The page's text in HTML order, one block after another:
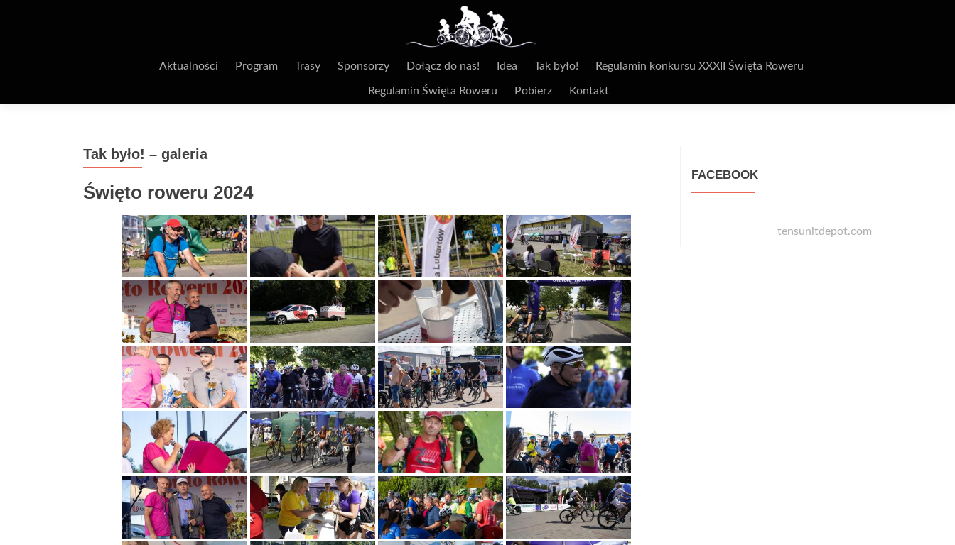
Aktualności Program Trasy Sponsorzy Dołącz do nas! Idea Tak było! Regulamin konkursu XXXII Święta Roweru
Regulamin Święta Roweru Pobierz Kontakt
Tak było! – galeria
Święto roweru 2024
FACEBOOK
tensunitdepot.com